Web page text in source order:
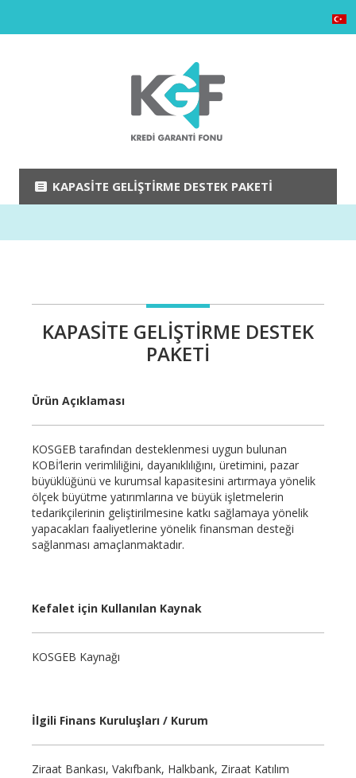
KAPASITE GELIŞTIRME DESTEK PAKETI
KAPASİTE GELİŞTİRME DESTEK
PAKETİ
Ürün Açıklaması
KOSGEB tarafından desteklenmesi uygun bulunan
KOBİ’lerin verimliliğini, dayanıklılığını, üretimini, pazar
büyüklüğünü ve kurumsal kapasitesini artırmaya yönelik
ölçek büyütme yatırımlarına ve büyük işletmelerin
tedarikçilerinin geliştirilmesine katkı sağlamaya yönelik
yapacakları faaliyetlerine yönelik finansman desteği
sağlanması amaçlanmaktadır.
Kefalet için Kullanılan Kaynak
KOSGEB Kaynağı
İlgili Finans Kuruluşları / Kurum
Ziraat Bankası, Vakıfbank, Halkbank, Ziraat Katılım